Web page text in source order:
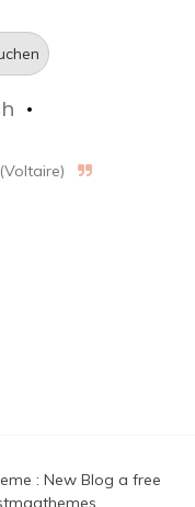
(Voltaire)
: New Blog a free